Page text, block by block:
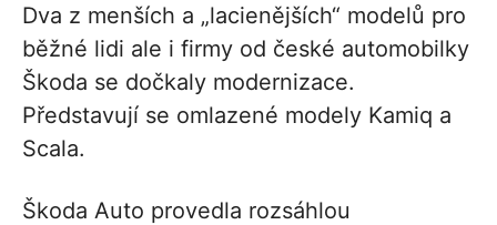
Dva z menších a „lacienějších“ modelů pro
běžné lidi ale i firmy od české automobilky
Škoda se dočkaly modernizace.
Představují se omlazené modely Kamiq a
Scala.
Škoda Auto provedla rozsáhlou